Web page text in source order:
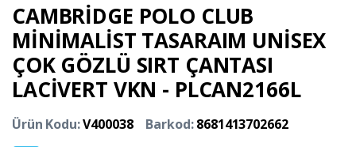
CAMBRİDGE POLO CLUB
MİNİMALİST TASARAIM UNİSEX
ÇOK GÖZLÜ SIRT ÇANTASI
LACİVERT VKN - PLCAN2166L
Ürün Kodu:V400038 Barkod:8681413702662